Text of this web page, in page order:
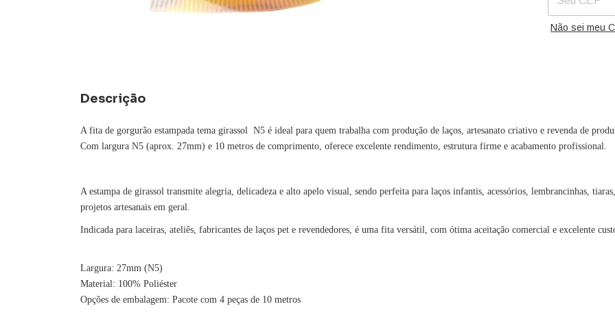
Não sei meu
Descrição
A fita de gorgurão estampada tema girassol N5 é ideal para quem trabalha com produção de laços, artesanato criativo e revenda de
Com largura N5 (aprox. 27mm) e 10 metros de comprimento, oferece excelente rendimento, estrutura firme e acabamento profissional.
A estampa de girassol transmite alegria, delicadeza e alto apelo visual, sendo perfeita para laços infantis, acessórios, lembrancinhas,
projetos artesanais em geral.
Indicada para laceiras, ateliês, fabricantes de laços pet e revendedores, é uma fita versátil, com ótima aceitação comercial e excelente
Largura: 27mm (N5)
Material: 100% Poliéster
Opções de embalagem: Pacote com 4 peças de 10 metros